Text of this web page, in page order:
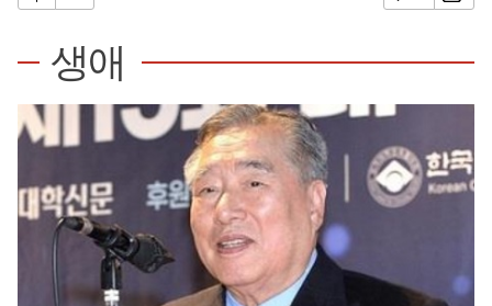
생애